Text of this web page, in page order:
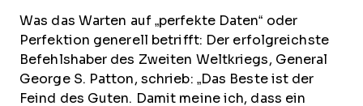
Was das Warten auf „perfekte Daten“ oder
Perfektion generell betrifft: Der erfolgreichste
Befehlshaber des Zweiten Weltkriegs, General
George S. Patton, schrieb: „Das Beste ist der
Feind des Guten. Damit meine ich, dass ein